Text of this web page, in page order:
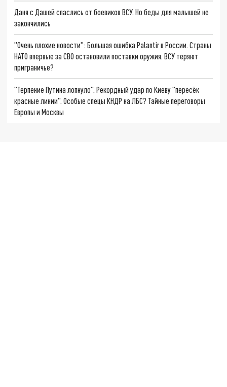
Даня с Дашей спаслись от боевиков ВСУ. Но беды для малышей не
закончились
"Очень плохие новости": Большая ошибка Palantir в России. Страны
НАТО впервые за СВО остановили поставки оружия. ВСУ теряют
приграничье?
"Терпение Путина лопнуло". Рекордный удар по Киеву "пересёк
красные линии". Особые спецы КНДР на ЛБС? Тайные переговоры
Европы и Москвы